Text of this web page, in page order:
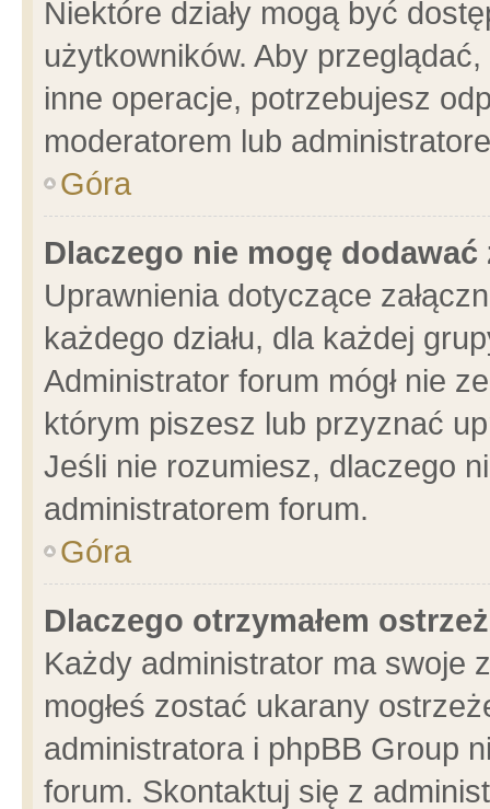
Niektóre działy mogą być
użytkowników. Aby
inne operacje, potrzebujesz
moderatorem lub
Góra
Dlaczego nie mogę dodawać
Uprawnienia dotyczące
każdego działu, dla każdej
Administrator forum mógł nie
którym piszesz lub przyznać
Jeśli nie rozumiesz, dlaczego
administratorem forum.
Góra
Dlaczego otrzymałem
Każdy administrator ma swoje
mogłeś zostać ukarany
administratora i phpBB Group
forum. Skontaktuj się z